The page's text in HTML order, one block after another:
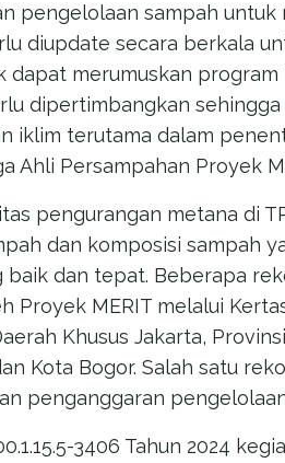
pengelolaan sampah untuk
diupdate secara berkala
dapat merumuskan
dipertimbangkan
iklim terutama dalam
Ahli Persampahan Proyek
pengurangan metana di
dan komposisi sampah
baik dan tepat. Beberapa
Proyek MERIT melalui
Khusus Jakarta,
Kota Bogor. Salah satu
penganggaran
3406 Tahun 2024